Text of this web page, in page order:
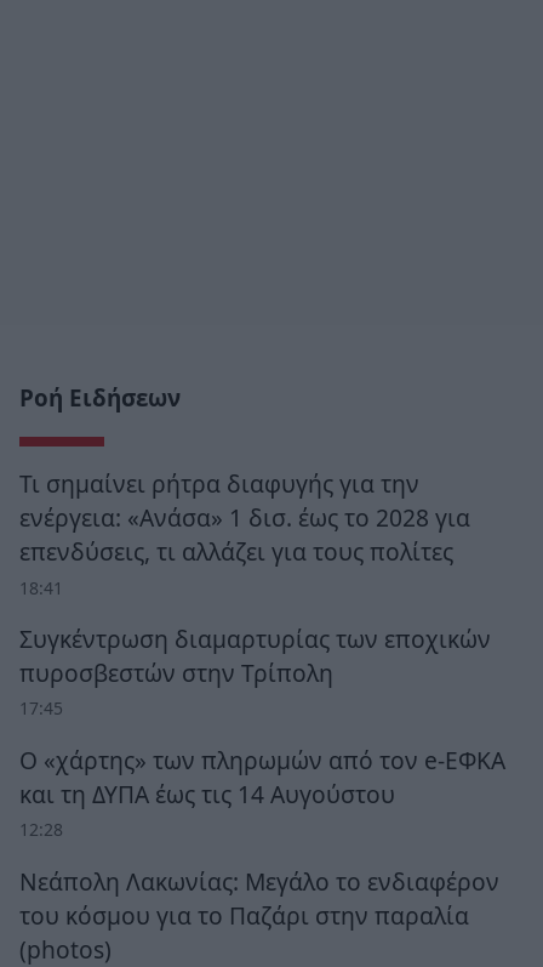
Ροή Ειδήσεων
Τι σημαίνει ρήτρα διαφυγής για την
ενέργεια: «Ανάσα» 1 δισ. έως το 2028 για
επενδύσεις, τι αλλάζει για τους πολίτες
18:41
Συγκέντρωση διαμαρτυρίας των εποχικών
πυροσβεστών στην Τρίπολη
17:45
Ο «χάρτης» των πληρωμών από τον e-ΕΦΚΑ
και τη ΔΥΠΑ έως τις 14 Αυγούστου
12:28
Νεάπολη Λακωνίας: Μεγάλο το ενδιαφέρον
του κόσμου για το Παζάρι στην παραλία
(photos)